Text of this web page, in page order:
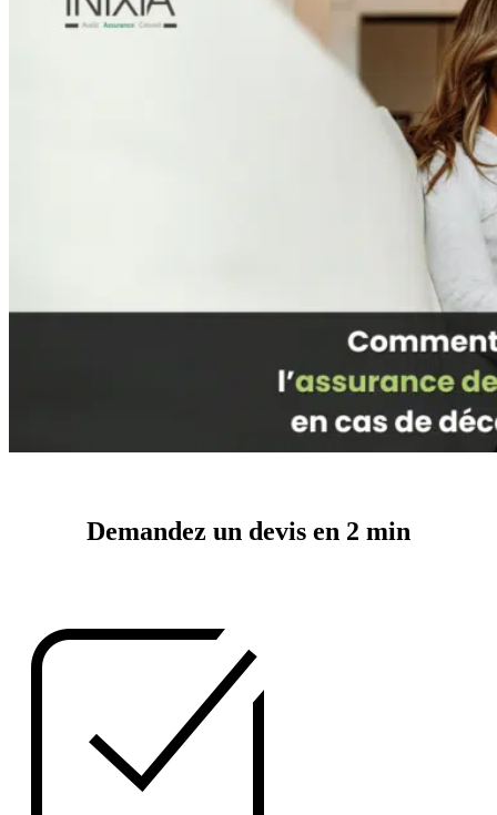
Demandez un devis en 2 min